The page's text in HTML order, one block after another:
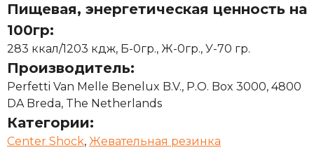
Пищевая, энергетическая ценность на
100гр:
283 ккал/1203 кдж, Б-0гр., Ж-0гр., У-70 гр.
Производитель:
Perfetti Van Melle Benelux B.V., P.O. Box 3000, 4800
DA Breda, The Netherlands
Категории:
Center Shock, Жевательная резинка